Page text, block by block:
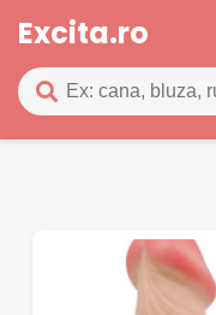
Excita.ro